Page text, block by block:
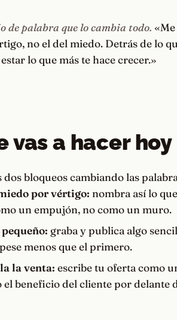
de palabra que lo cambia todo.
no el del miedo. Detrás de lo
lo que más te hace crecer.»
vas a hacer hoy
dos bloqueos cambiando las
por vértigo: nombra así lo
un empujón, no como un muro.
graba y publica algo
menos que el primero.
la venta: escribe tu oferta como
el beneficio del cliente por delante